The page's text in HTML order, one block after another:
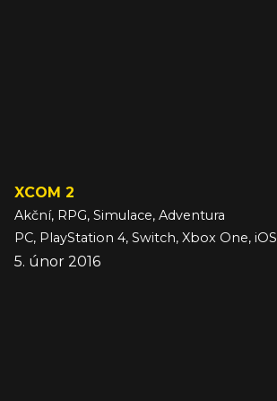
XCOM 2
Akční, RPG, Simulace, Adventura
PC, PlayStation 4, Switch, Xbox One, iOS
5. únor 2016